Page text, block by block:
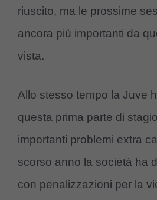
riuscito, ma le prossime
ancora più importanti da
vista.
Allo stesso tempo la Juve
questa prima parte di
importanti problemi extra
scorso anno la società ha
con penalizzazioni per la